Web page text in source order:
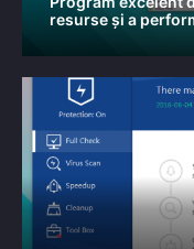
resurse și a